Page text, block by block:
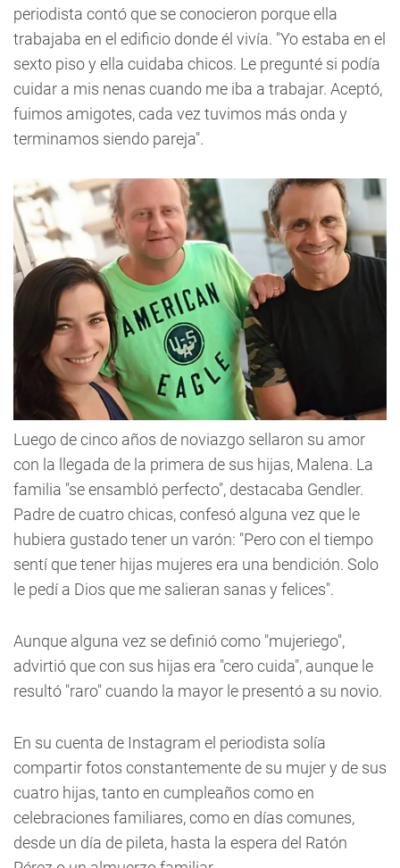
periodista contó que se conocieron porque ella
trabajaba en el edificio donde él vivía. "Yo estaba en el
sexto piso y ella cuidaba chicos. Le pregunté si podía
cuidar a mis nenas cuando me iba a trabajar. Aceptó,
fuimos amigotes, cada vez tuvimos más onda y
terminamos siendo pareja".
Luego de cinco años de noviazgo sellaron su amor
con la llegada de la primera de sus hijas, Malena. La
familia "se ensambló perfecto", destacaba Gendler.
Padre de cuatro chicas, confesó alguna vez que le
hubiera gustado tener un varón: "Pero con el tiempo
sentí que tener hijas mujeres era una bendición. Solo
le pedí a Dios que me salieran sanas y felices".
Aunque alguna vez se definió como "mujeriego",
advirtió que con sus hijas era "cero cuida", aunque le
resultó "raro" cuando la mayor le presentó a su novio.
En su cuenta de Instagram el periodista solía
compartir fotos constantemente de su mujer y de sus
cuatro hijas, tanto en cumpleaños como en
celebraciones familiares, como en días comunes,
desde un día de pileta, hasta la espera del Ratón